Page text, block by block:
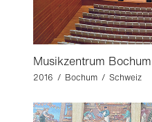
Musikzentrum Bochum
2016 / Bochum / Schweiz